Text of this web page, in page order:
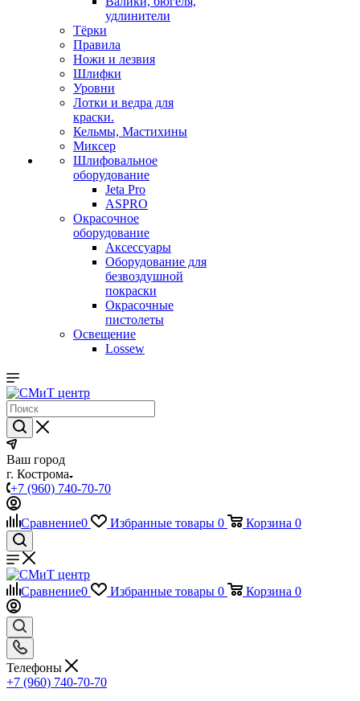
удлинители
Тёрки
Правила
Ножи и лезвия
Шлифки
Уровни
Лотки и ведра для
краски.
Кельмы, Мастихины
Миксер
Шлифовальное
оборудование
Jeta Pro
ASPRO
Окрасочное
оборудование
Аксессуары
Оборудование для
безвоздушной
покраски
Окрасочные
пистолеты
Освещение
Lossew
Ваш город
г. Кострома
+7 (960) 740-70-70
Сравнение0 Избранные товары 0 Корзина 0
Сравнение0 Избранные товары 0 Корзина 0
Телефоны
+7 (960) 740-70-70